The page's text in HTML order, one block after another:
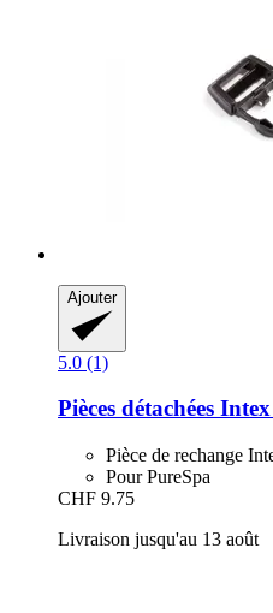
Ajouter
5.0 (1)
Pièces détachées Intex
Pièce de rechange
Pour PureSpa
CHF 9.75
Livraison jusqu'au 13 août